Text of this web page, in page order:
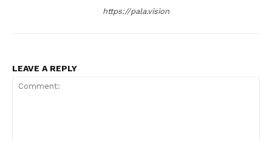
https://pala.vision
LEAVE A REPLY